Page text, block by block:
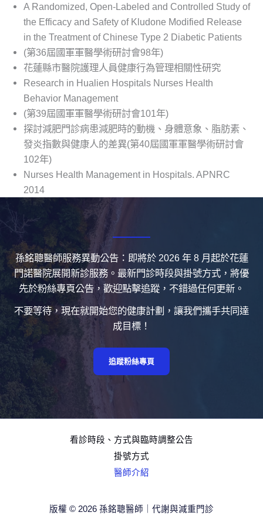
A Randomized, Open-Labeled and Controlled Study of
the Efficacy and Safety of Kludone Modified Release
in the Treatment of Chinese Type 2 Diabetic Patients
(第36屆國軍軍醫學術研討會98年)
花蓮縣市醫院護理人員健康行為管理相關性研究
Research in Hualien Hospitals Nurses Health
Behavior Management
(第39屆國軍軍醫學術研討會101年)
探討減肥門診病患減肥時的動機、身體意象、脂肪素、
發炎指數與健康人的差異(第40屆國軍軍醫學術研討會
102年)
Nurses Health Management in Hospitals. APNRC
2014
孫銘聰醫師服務異動公告：即將於 2026 年 8 月起於花蓮
門諾醫院展開新診服務。最新門診時段與掛號方式，將優
先於粉絲專頁公告，歡迎點擊追蹤，不錯過任何更新。
不要等待，現在就開始您的健康計劃，讓我們攜手共同達
成目標！
追蹤粉絲專頁
看診時段、方式與臨時調整公告
掛號方式
醫師介紹
版權 © 2026 孫銘聰醫師｜代謝與減重門診